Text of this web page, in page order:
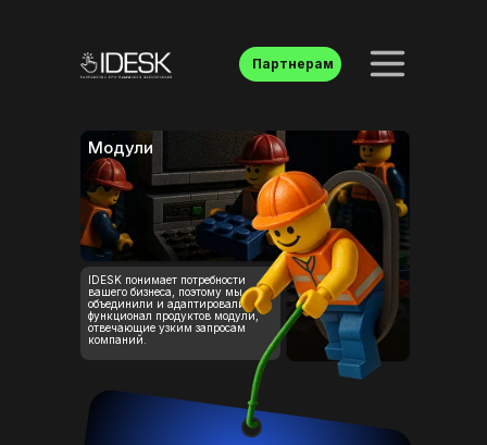
Партнерам
IDESK понимает потребности
вашего бизнеса, поэтому мы
объединили и адаптировали
функционал продуктов модули,
отвечающие узким запросам
компаний.
Модули